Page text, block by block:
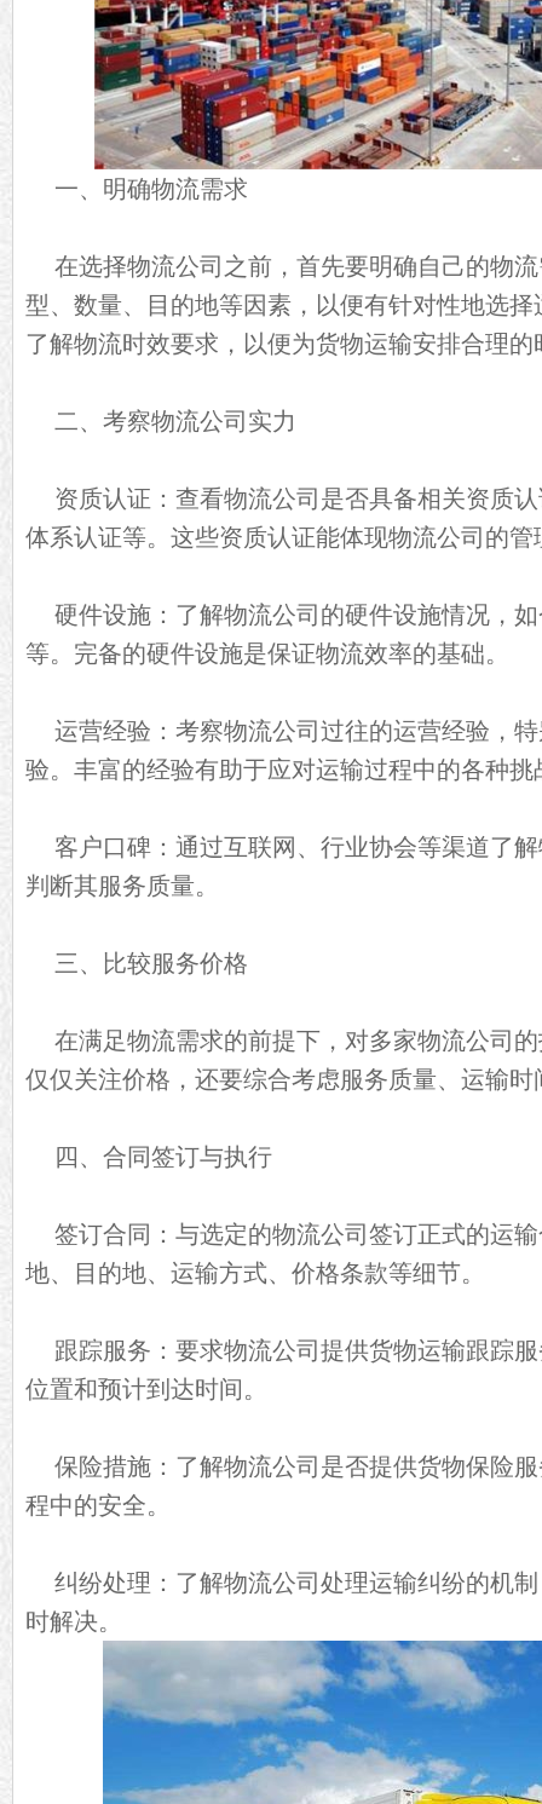
一、明确物流需求
在选择物流公司之前，首先要明确自己的物
型、数量、目的地等因素，以便有针对性地选
了解物流时效要求，以便为货物运输安排合理的
二、考察物流公司实力
资质认证：查看物流公司是否具备相关资质
体系认证等。这些资质认证能体现物流公司的管
硬件设施：了解物流公司的硬件设施情况，
等。完备的硬件设施是保证物流效率的基础。
运营经验：考察物流公司过往的运营经验，
验。丰富的经验有助于应对运输过程中的各种挑
客户口碑：通过互联网、行业协会等渠道了
判断其服务质量。
三、比较服务价格
在满足物流需求的前提下，对多家物流公司
仅仅关注价格，还要综合考虑服务质量、运输时
四、合同签订与执行
签订合同：与选定的物流公司签订正式的运
地、目的地、运输方式、价格条款等细节。
跟踪服务：要求物流公司提供货物运输跟踪
位置和预计到达时间。
保险措施：了解物流公司是否提供货物保险
程中的安全。
纠纷处理：了解物流公司处理运输纠纷的机
时解决。